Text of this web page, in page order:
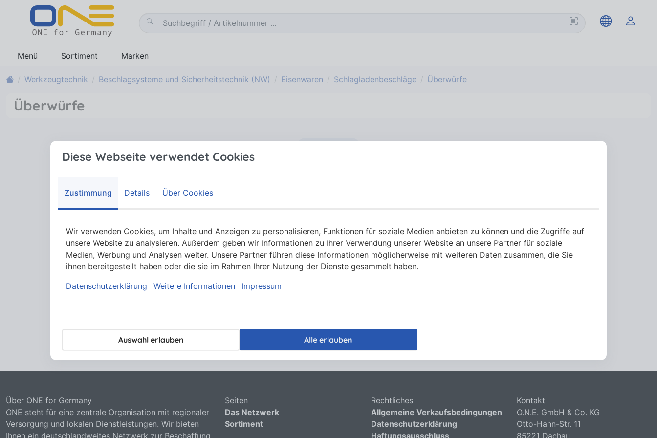
Menü Sortiment Marken
Werkzeugtechnik Beschlagsysteme und Sicherheitstechnik (NW) Eisenwaren Schlagladenbeschläge Überwürfe
Überwürfe
Über ONE for Germany
ONE steht für eine zentrale Organisation mit regionaler
Versorgung und lokalen Dienstleistungen. Wir bieten
Ihnen ein deutschlandweites Netzwerk zur Beschaffung
Seiten
Das Netzwerk
Sortiment
Rechtliches
Allgemeine Verkaufsbedingungen
Datenschutzerklärung
Haftungsausschluss
Kontakt
O.N.E. GmbH & Co. KG
Otto-Hahn-Str. 11
85221 Dachau
Diese Webseite verwendet Cookies
Zustimmung Details Über Cookies
Wir verwenden Cookies, um Inhalte und Anzeigen zu personalisieren, Funktionen für soziale Medien anbieten zu können und die Zugriffe auf
unsere Website zu analysieren. Außerdem geben wir Informationen zu Ihrer Verwendung unserer Website an unsere Partner für soziale
Medien, Werbung und Analysen weiter. Unsere Partner führen diese Informationen möglicherweise mit weiteren Daten zusammen, die Sie
ihnen bereitgestellt haben oder die sie im Rahmen Ihrer Nutzung der Dienste gesammelt haben.
Datenschutzerklärung
Weitere Informationen Impressum
Auswahl erlauben Alle erlauben